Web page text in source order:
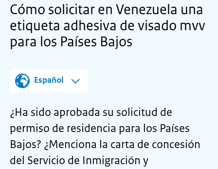
Cómo solicitar en Venezuela una
etiqueta adhesiva de visado mvv
para los Países Bajos
Español
¿Ha sido aprobada su solicitud de
permiso de residencia para los Países
Bajos? ¿Menciona la carta de concesión
del Servicio de Inmigración y